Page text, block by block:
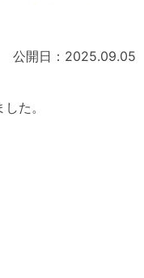
公開日：2025.09.05
た。